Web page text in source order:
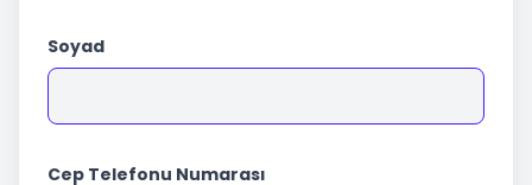
Soyad
Cep Telefonu Numarası